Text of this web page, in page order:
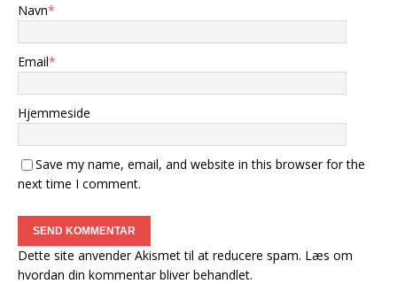
Navn*
Email*
Hjemmeside
Save my name, email, and website in this browser for the
next time I comment.
Dette site anvender Akismet til at reducere spam. Læs om
hvordan din kommentar bliver behandlet.